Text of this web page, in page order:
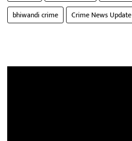
bhiwandi crime
Crime News Update